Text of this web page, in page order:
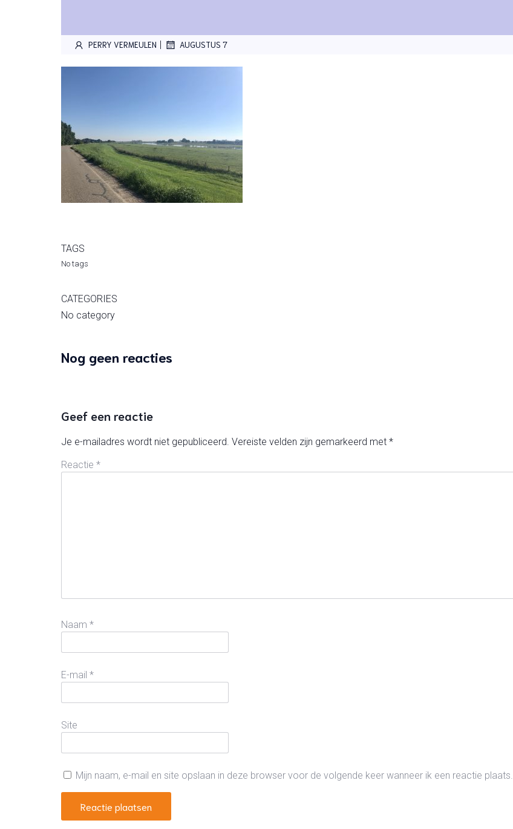
PERRY VERMEULEN | AUGUSTUS 7
TAGS
No tags
CATEGORIES
No category
Nog geen reacties
Geef een reactie
Je e-mailadres wordt niet gepubliceerd. Vereiste velden zijn gemarkeerd met *
Reactie *
Naam *
E-mail *
Site
Mijn naam, e-mail en site opslaan in deze browser voor de volgende keer wanneer ik een reactie plaats.